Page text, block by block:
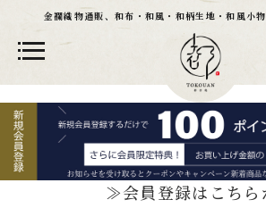
金襴織物通販、和布・和風・和柄生地・和風小
≫会員登録はこちら